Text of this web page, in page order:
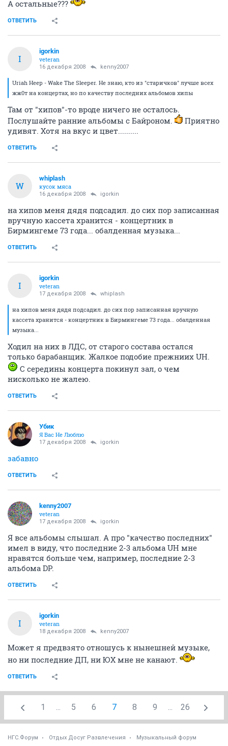
А остальные???
ОТВЕТИТЬ
I
igorkin
veteran
16 декабря 2008 kenny2007
Uriah Heep - Wake The Sleeper. Не знаю, кто из "старичков" лучше всех
жж0т на концертах, но по качеству последних альбомов хипы
Там от "хипов"-то вроде ничего не осталось.
Послушайте ранние альбомы с Байроном.
Приятно
удивят. Хотя на вкус и цвет..........
ОТВЕТИТЬ
W
whiplash
кусок мяса
16 декабря 2008 igorkin
на хипов меня дядя подсадил. до сих пор записанная
вручную кассета хранится - концертник в
Бирмингеме 73 года... обалденная музыка...
ОТВЕТИТЬ
I
igorkin
veteran
17 декабря 2008 whiplash
на хипов меня дядя подсадил. до сих пор записанная вручную
кассета хранится - концертник в Бирмингеме 73 года... обалденная
музыка...
Ходил на них в ЛДС, от старого состава остался
только барабанщик. Жалкое подобие прежниих UH.
С середины концерта покинул зал, о чем
нисколько не жалею.
ОТВЕТИТЬ
Убик
Я Вас Не Люблю
17 декабря 2008 igorkin
забавно
ОТВЕТИТЬ
kenny2007
veteran
17 декабря 2008 igorkin
Я все альбомы слышал. А про "качество последних"
имел в виду, что последние 2-3 альбома UH мне
нравятся больше чем, например, последние 2-3
альбома DP.
ОТВЕТИТЬ
I
igorkin
veteran
18 декабря 2008 kenny2007
Может я предвзято отношусь к нынешней музыке,
но ни последние ДП, ни ЮХ мне не канают.
ОТВЕТИТЬ
1 ... 5 6 7 8 9 ... 26
НГС.Форум Отдых Досуг Развлечения Музыкальный форум